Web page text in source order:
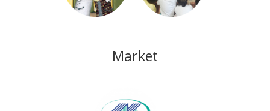
Market